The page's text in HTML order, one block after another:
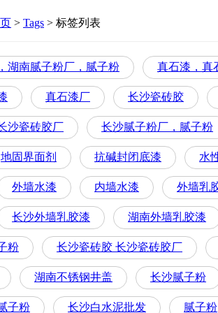
> Tags > 标签列表
湖南腻子粉厂，腻子粉 真石漆，真
真石漆厂 长沙瓷砖胶
沙瓷砖胶厂 长沙腻子粉厂，腻子粉
地固界面剂 抗碱封闭底漆 水
外墙水漆 内墙水漆 外墙乳
长沙外墙乳胶漆 湖南外墙乳胶漆
粉 长沙瓷砖胶 长沙瓷砖胶厂
湖南不锈钢井盖 长沙腻子粉
子粉 长沙白水泥批发 腻子粉